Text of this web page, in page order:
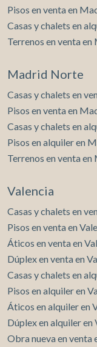
Pisos en venta en
Casas y chalets en
Terrenos en venta
Madrid Norte
Casas y chalets en
Pisos en venta en
Casas y chalets en
Pisos en alquiler en
Terrenos en venta
Valencia
Casas y chalets en
Pisos en venta en
Áticos en venta en
Dúplex en venta en
Casas y chalets en
Pisos en alquiler en
Áticos en alquiler en
Dúplex en alquiler en
Obra nueva en venta